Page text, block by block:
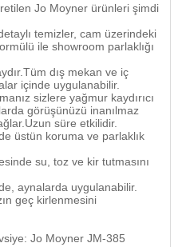
Jo Moyner ürünleri şimdi
temizler, cam üzerindeki
ile showroom parlaklığı
dış mekan ve iç
içinde uygulanabilir.
sizlere yağmur kaydırıcı
görüşünüzü inanılmaz
süre etkilidir.
üstün koruma ve parlaklık
su, toz ve kir tutmasını
aynalarda uygulanabilir.
geç kirlenmesini
Jo Moyner JM-385